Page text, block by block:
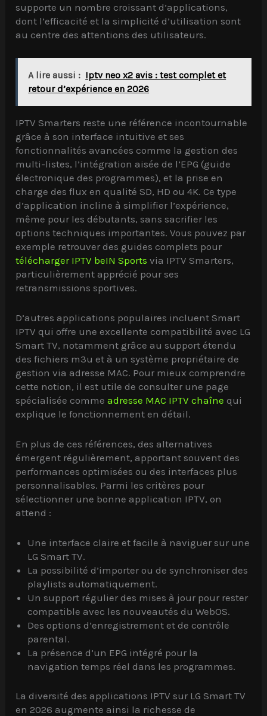
supporte un nombre croissant d’applications,
dont l’efficacité et la simplicité d’utilisation sont
au centre des attentions des utilisateurs.
A lire aussi : Iptv neo x2 avis : test complet et
retour d’expérience en 2026
IPTV Smarters reste une référence incontournable
grâce à son interface intuitive et ses
fonctionnalités avancées comme la gestion des
multi-listes, l’intégration aisée de l’EPG (guide
électronique des programmes), et la prise en
charge des flux en qualité SD, HD ou 4K. Ce type
d’application incline à simplifier l’expérience,
même pour les débutants, sans sacrifier les
options techniques importantes. Vous pouvez par
exemple retrouver des guides complets pour
télécharger IPTV beIN Sports via IPTV Smarters,
particulièrement apprécié pour ses
retransmissions sportives.
D’autres applications populaires incluent Smart
IPTV qui offre une excellente compatibilité avec LG
Smart TV, notamment grâce au support étendu
des fichiers m3u et à un système propriétaire de
gestion via adresse MAC. Pour mieux comprendre
cette notion, il est utile de consulter une page
spécialisée commeadresse MAC IPTV chaîne qui
explique le fonctionnement en détail.
En plus de ces références, des alternatives
émergent régulièrement, apportant souvent des
performances optimisées ou des interfaces plus
personnalisables. Parmi les critères pour
sélectionner une bonne application IPTV, on
attend :
Une interface claire et facile à naviguer sur une
LG Smart TV.
La possibilité d’importer ou de synchroniser des
playlists automatiquement.
Un support régulier des mises à jour pour rester
compatible avec les nouveautés du WebOS.
Des options d’enregistrement et de contrôle
parental.
La présence d’un EPG intégré pour la
navigation temps réel dans les programmes.
La diversité des applications IPTV sur LG Smart TV
en 2026 augmente ainsi la richesse de